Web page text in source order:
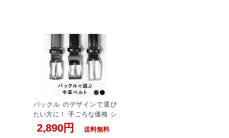
カジュアル レザー 男性用 ブ
ランド 彼氏 バックル キング
サイズ 120cm ロングタイプ
ロングサイズ 長め 父の日 実
バックル のデザインで選び
たい方に！ 手ごろな価格 シ
ンプル ビジネス 牛革 ベルト
還暦 父の日 誕生日 祖父への
2,890円 送料無料